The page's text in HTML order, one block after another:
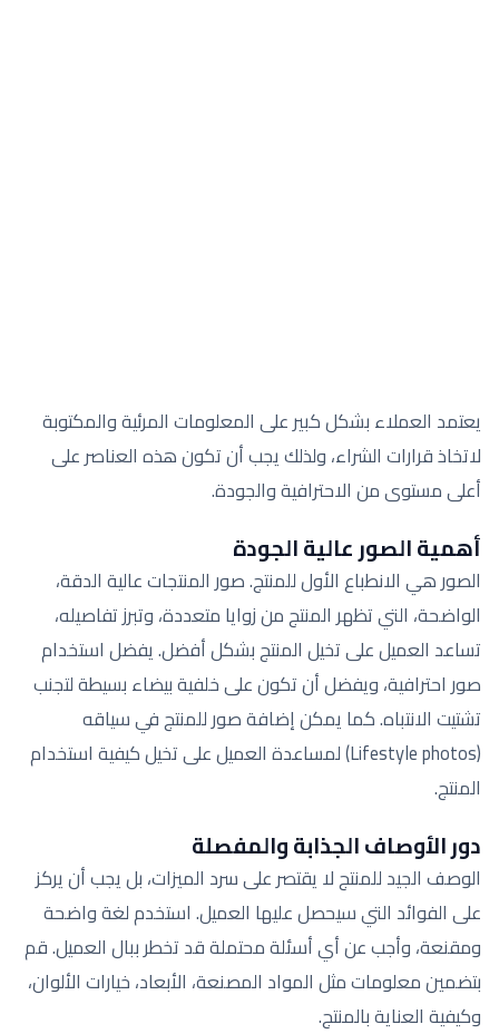
يعتمد العملاء بشكل كبير على المعلومات المرئية والمكتوبة
لاتخاذ قرارات الشراء، ولذلك يجب أن تكون هذه العناصر على
أعلى مستوى من الاحترافية والجودة.
أهمية الصور عالية الجودة
الصور هي الانطباع الأول للمنتج. صور المنتجات عالية الدقة،
الواضحة، التي تظهر المنتج من زوايا متعددة، وتبرز تفاصيله،
تساعد العميل على تخيل المنتج بشكل أفضل. يفضل استخدام
صور احترافية، ويفضل أن تكون على خلفية بيضاء بسيطة لتجنب
تشتيت الانتباه. كما يمكن إضافة صور للمنتج في سياقه
(Lifestyle photos) لمساعدة العميل على تخيل كيفية استخدام
المنتج.
دور الأوصاف الجذابة والمفصلة
الوصف الجيد للمنتج لا يقتصر على سرد الميزات، بل يجب أن يركز
على الفوائد التي سيحصل عليها العميل. استخدم لغة واضحة
ومقنعة، وأجب عن أي أسئلة محتملة قد تخطر ببال العميل. قم
بتضمين معلومات مثل المواد المصنعة، الأبعاد، خيارات الألوان،
وكيفية العناية بالمنتج.